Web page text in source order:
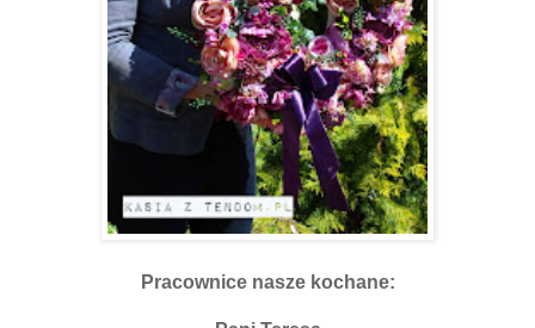
Pracownice nasze kochane: